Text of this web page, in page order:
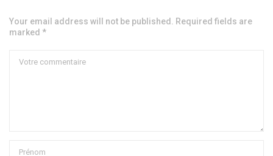
Your email address will not be published. Required fields are
marked *